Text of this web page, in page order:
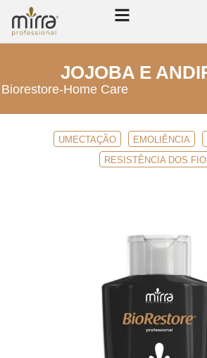
JOJOBA E
Biorestore-Home Care
UMECTAÇÃO EMOLIÊNCIA
RESISTÊNCIA DOS